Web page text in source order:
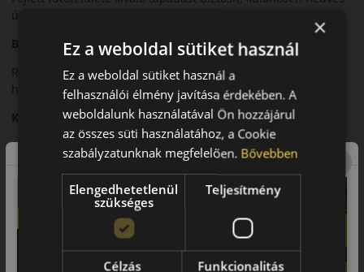
útfelületen.
Biztonsági jellemzők
Rövid fékút és stabil irányíthatóság jellemzi változó forgalmi
helyzetekben.
Komfort és zajszint
Csendes futás és kiegyensúlyozott komfort jellemzi.
Felhasználási ajánlás
Személyautókhoz, városi és országúti nyári közlekedéshez.
Összegzés
A Roadhawk ideális választás a dinamikus, mégis biztonságos
×
Ez a weboldal sütiket használ
Ez a weboldal sütiket használ a
felhasználói élmény javítása érdekében. A
weboldalunk használatával Ön hozzájárul
az összes süti használatához, a Cookie
szabályzatunknak megfelelően. Bővebben
Elengedhetetlenül
szükséges
Teljesítmény
Célzás Funkcionalitás